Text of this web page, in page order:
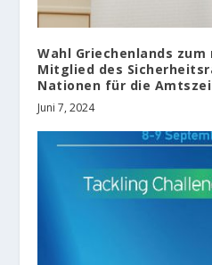
Wahl Griechenlands
Mitglied des
Nationen für die
Juni 7, 2024